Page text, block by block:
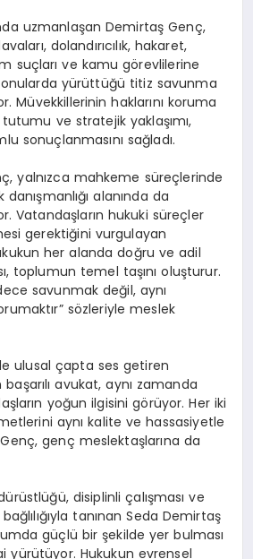
uzmanlaşan Demirtaş Genç,
dolandırıcılık, hakaret,
suçları ve kamu görevlilerine
yürüttüğü titiz savunma
Müvekkillerinin haklarını koruma
ve stratejik yaklaşımı,
sonuçlanmasını sağladı.
yalnızca mahkeme süreçlerinde
alanında da
Vatandaşların hukuki süreçler
gerektiğini vurgulayan
her alanda doğru ve adil
toplumun temel taşını oluşturur.
savunmak değil, aynı
sözleriyle meslek
ulusal çapta ses getiren
avukat, aynı zamanda
yoğun ilgisini görüyor. Her iki
aynı kalite ve hassasiyetle
genç meslektaşlarına da
disiplinli çalışması ve
tanınan Seda Demirtaş
güçlü bir şekilde yer bulması
yürütüyor. Hukukun evrensel